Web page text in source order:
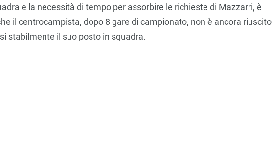
e la necessità di tempo per assorbire le richieste di Mazzarri, è
il centrocampista, dopo 8 gare di campionato, non è ancora riuscito
stabilmente il suo posto in squadra.